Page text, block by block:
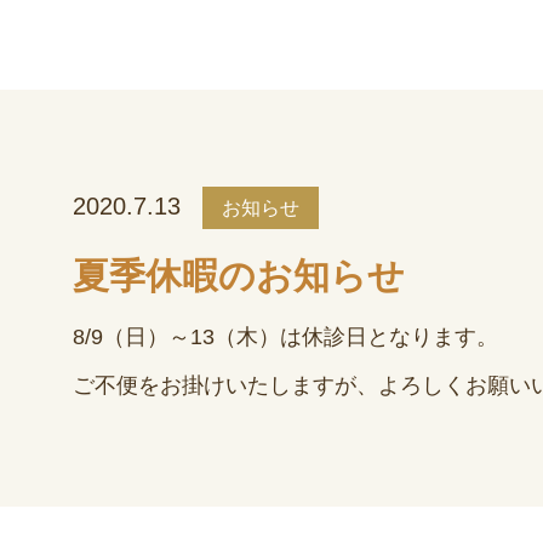
2020.7.13 お知らせ
夏季休暇のお知らせ
8/9（日）～13（木）は休診日となります。
ご不便をお掛けいたしますが、よろしくお願い